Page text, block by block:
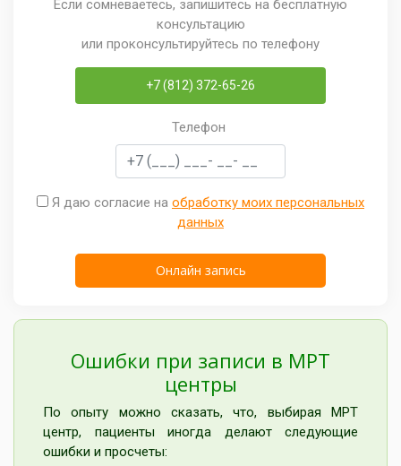
Если сомневаетесь, запишитесь на бесплатную
консультацию
или проконсультируйтесь по телефону
+7 (812) 372-65-26
Телефон
Я даю согласие на обработку моих персональных
данных
Ошибки при записи в МРТ
центры
По опыту можно сказать, что, выбирая МРТ
центр, пациенты иногда делают следующие
ошибки и просчеты: